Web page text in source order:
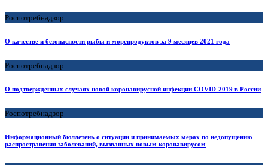
Роспотребнадзор
О качестве и безопасности рыбы и морепродуктов за 9 месяцев 2021 года
Роспотребнадзор
О подтвержденных случаях новой коронавирусной инфекции COVID-2019 в России
Роспотребнадзор
Информационный бюллетень о ситуации и принимаемых мерах по недопущению
распространения заболеваний, вызванных новым коронавирусом